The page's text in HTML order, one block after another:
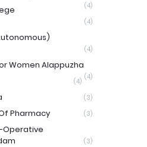
(4)
(4)
(4)
Women Alappuzha
(4)
(4)
(3)
Pharmacy (3)
Operative
(3)